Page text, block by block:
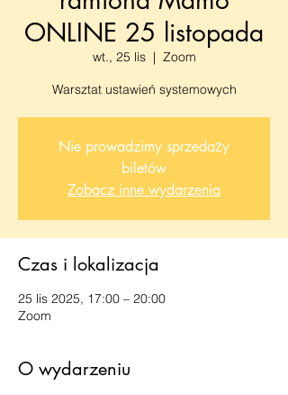
ONLINE 25 listopada
wt., 25 lis
  |
Zoom
Warsztat ustawień systemowych
Nie prowadzimy sprzedaży
biletów
Zobacz inne wydarzenia
Czas i lokalizacja
25 lis 2025, 17:00 – 20:00
Zoom
O wydarzeniu